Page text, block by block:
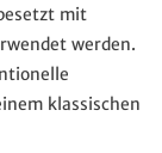
mit
werden.
klassischen